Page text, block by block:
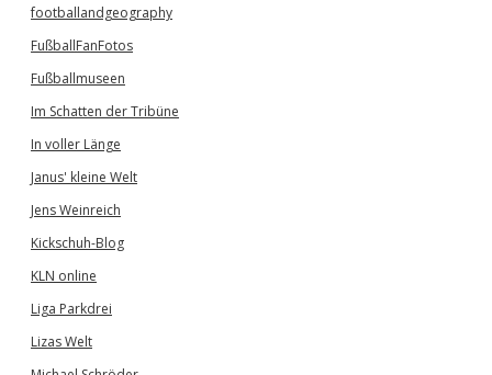
footballandgeography
FußballFanFotos
Fußballmuseen
Im Schatten der Tribüne
In voller Länge
Janus' kleine Welt
Jens Weinreich
Kickschuh-Blog
KLN online
Liga Parkdrei
Lizas Welt